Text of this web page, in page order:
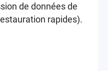
de données de
rapides).